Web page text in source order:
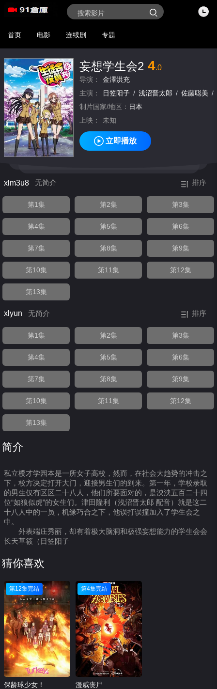
首页 电影 连续剧 专题
妄想学生会2 4.0
导演：
金澤洪充
主演：
日笠阳子 / 浅沼晋太郎 / 佐藤聪美 /
制片国家/地区： 日本
上映：
未知
立即播放
xlm3u8 无简介 排序
第1集 第2集 第3集
第4集 第5集 第6集
第7集 第8集 第9集
第10集 第11集 第12集
第13集
xlyun 无简介 排序
第1集 第2集 第3集
第4集 第5集 第6集
第7集 第8集 第9集
第10集 第11集 第12集
第13集
简介
私立樱才学园本是一所女子高校，然而，在社会大趋势的冲击之
下，校方决定打开大门，迎接男生们的到来。第一年，学校录取
的男生仅有区区二十八人，他们所要面对的，是泱泱五百二十四
位“如狼似虎”的女生们。津田隆利（浅沼晋太郎 配音）就是这二
十八人中的一员，机缘巧合之下，他误打误撞加入了学生会之
中。
外表端庄秀丽，却有着极大脑洞和极强妄想能力的学生会会
长天草筱（日笠阳子
猜你喜欢
第12集完结
保龄球少女！
第4集完结
漫威丧尸